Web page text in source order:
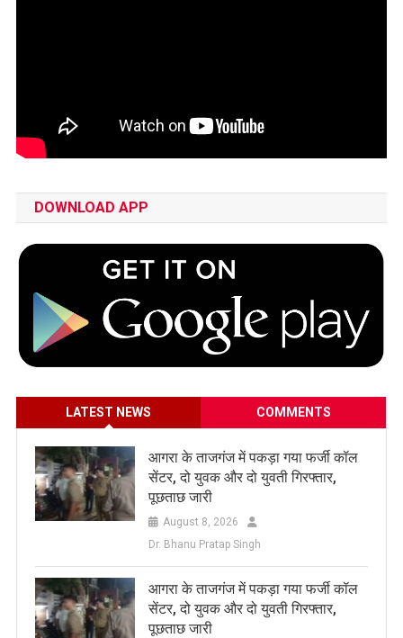
DOWNLOAD APP
LATEST NEWS COMMENTS
आगरा के ताजगंज में पकड़ा गया फर्जी कॉल
सेंटर, दो युवक और दो युवती गिरफ्तार,
पूछताछ जारी
August 8, 2026
Dr. Bhanu Pratap Singh
आगरा के ताजगंज में पकड़ा गया फर्जी कॉल
सेंटर, दो युवक और दो युवती गिरफ्तार,
पूछताछ जारी